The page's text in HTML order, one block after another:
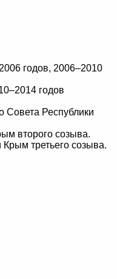
годов, 2006–2010
годов
Совета Республики
второго созыва.
Крым третьего созыва.